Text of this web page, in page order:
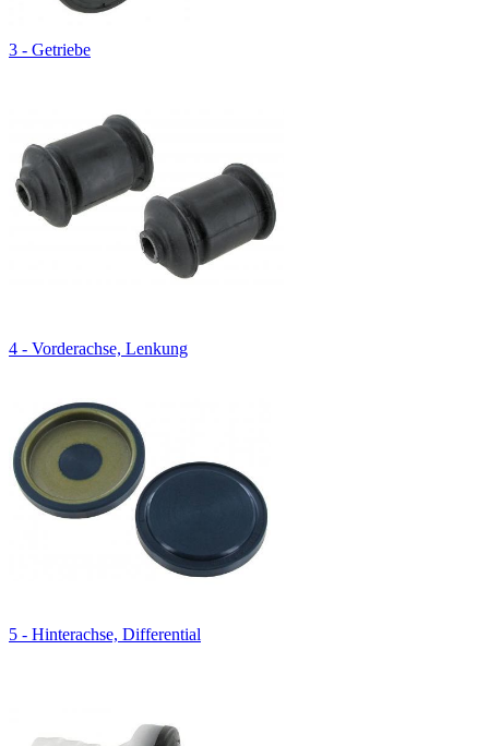
3 - Getriebe
4 - Vorderachse, Lenkung
5 - Hinterachse, Differential